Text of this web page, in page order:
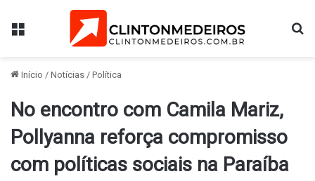
Menu
Início / Notícias / Política
No encontro com Camila Mariz,
Pollyanna reforça compromisso
com políticas sociais na Paraíba